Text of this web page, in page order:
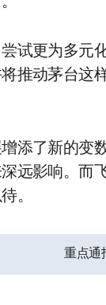
试更为多元
推动茅台这
添了新的变
远影响。而
。
重点通